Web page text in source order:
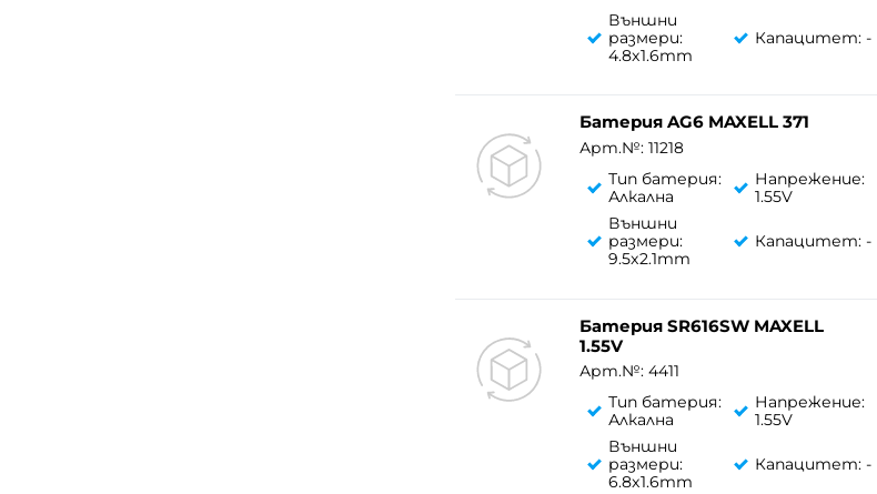
Външни
размери:
4.8x1.6mm
Капацитет: -
Батерия AG6 MAXELL 371
Арт.№: 11218
Тип батерия:
Алкална
Напрежение:
1.55V
Външни
размери:
9.5x2.1mm
Капацитет: -
Батерия SR616SW MAXELL
1.55V
Арт.№: 4411
Тип батерия:
Алкална
Напрежение:
1.55V
Външни
размери:
6.8x1.6mm
Капацитет: -